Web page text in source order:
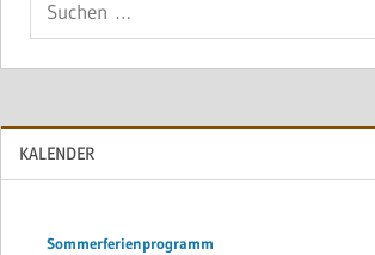
KALENDER
Sommerferienprogramm